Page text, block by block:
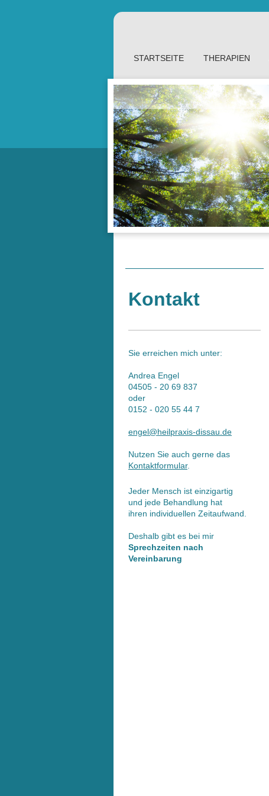
STARTSEITE THERAPIEN
Kontakt
Sie erreichen mich unter:
Andrea Engel
04505 - 20 69 837
oder
0152 - 020 55 44 7
engel@heilpraxis-dissau.de
Nutzen Sie auch gerne das
Kontaktformular.
Jeder Mensch ist einzigartig
und jede Behandlung hat
ihren individuellen Zeitaufwand.
Deshalb gibt es bei mir
Sprechzeiten nach
Vereinbarung